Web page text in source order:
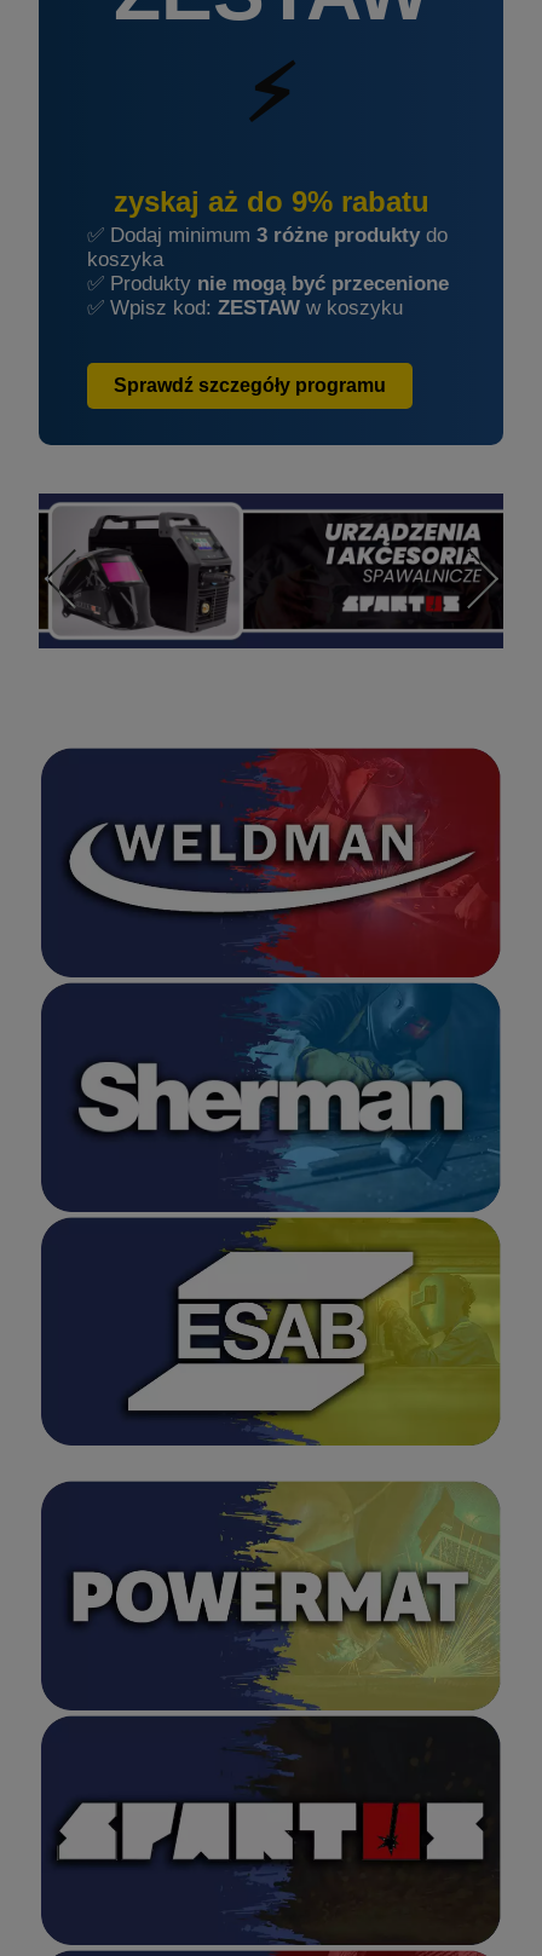
⚡
zyskaj aż do 9% rabatu
✅ Dodaj minimum 3 różne produkty do
koszyka
✅ Produkty nie mogą być przecenione
✅ Wpisz kod: ZESTAW w koszyku
Sprawdź szczegóły programu